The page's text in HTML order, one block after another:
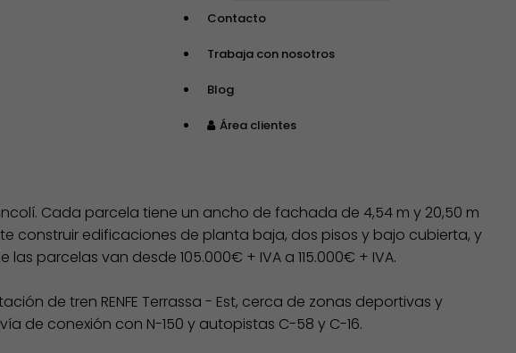
Contacto
Trabaja con nosotros
Blog
Área clientes
Cada parcela tiene un ancho de fachada de 4,54 m y 20,50 m
construir edificaciones de planta baja, dos pisos y bajo cubierta, y
parcelas van desde 105.000€ + IVA a 115.000€ + IVA.
de tren RENFE Terrassa - Est, cerca de zonas deportivas y
de conexión con N-150 y autopistas C-58 y C-16.